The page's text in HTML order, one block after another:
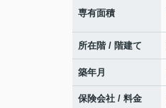
専有面積
所在階 / 階建て
築年月
保険会社 / 料金